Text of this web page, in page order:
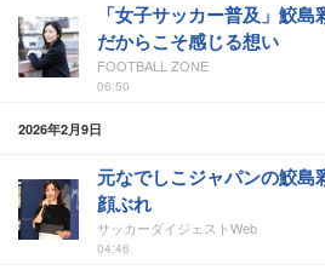
「女子サッカー普及」鮫
だからこそ感じる想い
FOOTBALL ZONE
06:50
2026年2月9日
元なでしこジャパンの鮫
顔ぶれ
サッカーダイジェストWeb
04:46